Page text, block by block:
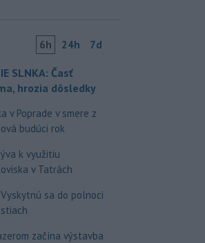
6h 24h 7d
SLNKA: Časť
hrozia dôsledky
v Poprade v smere z
budúci rok
k využitiu
v Tatrách
Vyskytnú sa do polnoci
začína výstavba